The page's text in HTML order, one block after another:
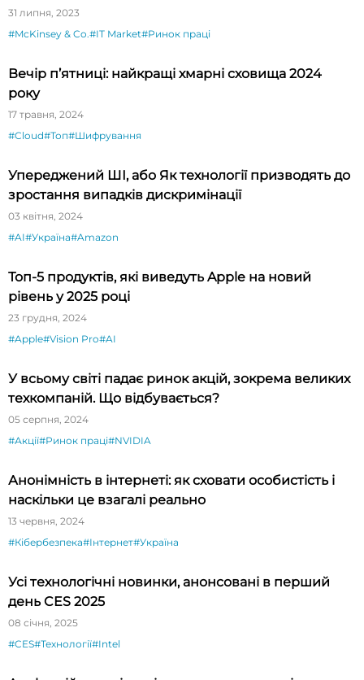
31 липня, 2023
#McKinsey & Co.#IT Market#Ринок праці
Вечір п’ятниці: найкращі хмарні сховища 2024
року
17 травня, 2024
#Cloud#Топ#Шифрування
Упереджений ШІ, або Як технології призводять до
зростання випадків дискримінації
03 квітня, 2024
#AI#Україна#Amazon
Топ-5 продуктів, які виведуть Apple на новий
рівень у 2025 році
23 грудня, 2024
#Apple#Vision Pro#AI
У всьому світі падає ринок акцій, зокрема великих
техкомпаній. Що відбувається?
05 серпня, 2024
#Акції#Ринок праці#NVIDIA
Анонімність в інтернеті: як сховати особистість і
наскільки це взагалі реально
13 червня, 2024
#Кібербезпека#Інтернет#Україна
Усі технологічні новинки, анонсовані в перший
день CES 2025
08 січня, 2025
#CES#Технології#Intel